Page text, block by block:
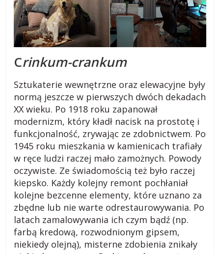
b
o
g
c
z
a
Crinkum-crankum
Sztukaterie wewnętrzne oraz elewacyjne były
normą jeszcze w pierwszych dwóch dekadach
XX wieku. Po 1918 roku zapanował
modernizm, który kładł nacisk na prostotę i
funkcjonalność, zrywając ze zdobnictwem. Po
1945 roku mieszkania w kamienicach trafiały
w ręce ludzi raczej mało zamożnych. Powody
oczywiste. Ze świadomością też było raczej
kiepsko. Każdy kolejny remont pochłaniał
kolejne bezcenne elementy, które uznano za
zbędne lub nie warte odrestaurowywania. Po
latach zamalowywania ich czym bądź (np.
farbą kredową, rozwodnionym gipsem,
niekiedy olejną), misterne zdobienia znikały